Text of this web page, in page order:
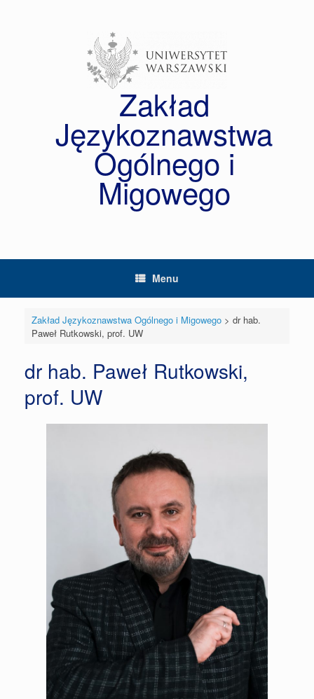
Zakład
Językoznawstwa
Ogólnego i
Migowego
Menu
Zakład Językoznawstwa Ogólnego i Migowego > dr hab.
Paweł Rutkowski, prof. UW
dr hab. Paweł Rutkowski,
prof. UW